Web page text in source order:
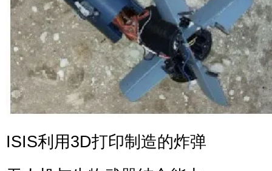
ISIS利用3D打印制造的炸弹